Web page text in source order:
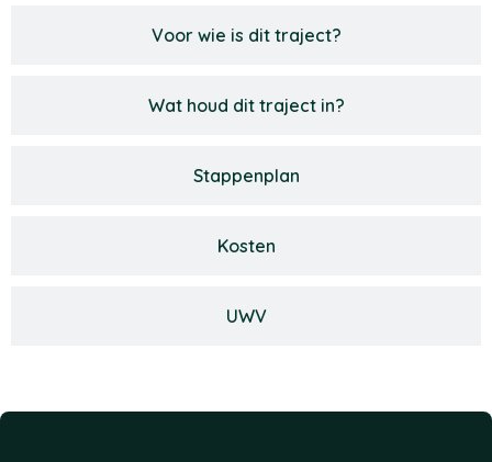
Voor wie is dit traject?
Wat houd dit traject in?
Stappenplan
Kosten
UWV